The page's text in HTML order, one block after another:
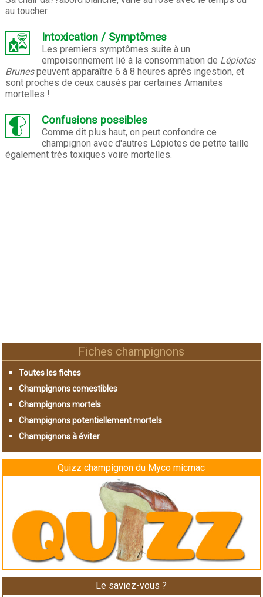
au toucher.
Intoxication / Symptômes
Les premiers symptômes suite à un
empoisonnement lié à la consommation de Lépiotes
Brunespeuvent apparaître 6 à 8 heures après ingestion, et
sont proches de ceux causés par certaines Amanites
mortelles !
Confusions possibles
Comme dit plus haut, on peut confondre ce
champignon avec d'autres Lépiotes de petite taille
également très toxiques voire mortelles.
Fiches champignons
Toutes les fiches
Champignons comestibles
Champignons mortels
Champignons potentiellement mortels
Champignons à éviter
Quizz champignon du Myco micmac
Le saviez-vous ?